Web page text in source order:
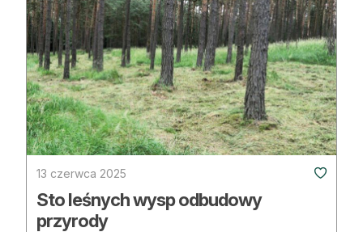
13 czerwca 2025
Sto leśnych wysp odbudowy
przyrody